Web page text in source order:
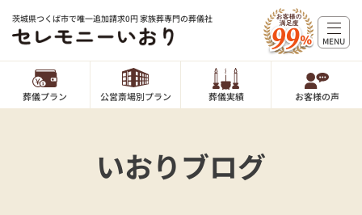
茨城県つくば市で唯一追加請求0円 家族葬専門の葬儀社
葬儀プラン 公営斎場別プラン 葬儀実績 お客様の声
MENU
いおりブログ